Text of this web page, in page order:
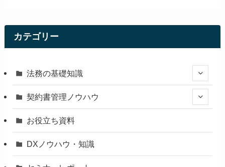
カテゴリー
法務の基礎知識
契約書管理ノウハウ
お役立ち資料
DXノウハウ・知識